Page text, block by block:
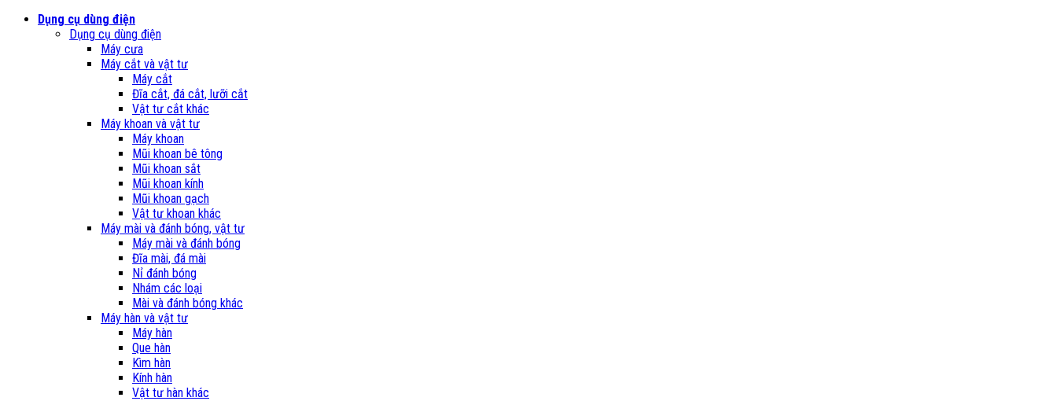
Dụng cụ dùng điện
Dụng cụ dùng điện
Máy cưa
Máy cắt và vật tư
Máy cắt
Đĩa cắt, đá cắt, lưỡi cắt
Vật tư cắt khác
Máy khoan và vật tư
Máy khoan
Mũi khoan bê tông
Mũi khoan sắt
Mũi khoan kính
Mũi khoan gạch
Vật tư khoan khác
Máy mài và đánh bóng, vật tư
Máy mài và đánh bóng
Đĩa mài, đá mài
Nỉ đánh bóng
Nhám các loại
Mài và đánh bóng khác
Máy hàn và vật tư
Máy hàn
Que hàn
Kìm hàn
Kính hàn
Vật tư hàn khác